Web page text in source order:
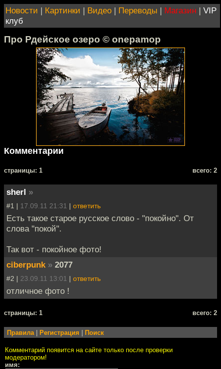
Новости | Картинки | Видео | Переводы | Магазин | VIP
клуб
Про Рдейское озеро © onepamop
Комментарии
cтраницы: 1 всего: 2
sherl »
#1 | 17.09.11 21:31 | ответить
Есть такое старое русское слово - "покойно". От
слова "покой".
Так вот - покойное фото!
ciberpunk » 2077
#2 | 23.09.11 13:01 | ответить
отличное фото !
cтраницы: 1 всего: 2
Правила Регистрация Поиск
Комментарий появится на сайте только после проверки
модератором!
имя: